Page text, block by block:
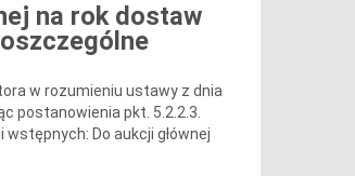
na rok dostaw
w rozumieniu ustawy z dnia
postanowienia pkt. 5.2.2.3.
Do aukcji głównej